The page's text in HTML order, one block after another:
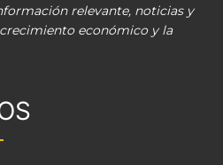
relevante, noticias y
económico y la